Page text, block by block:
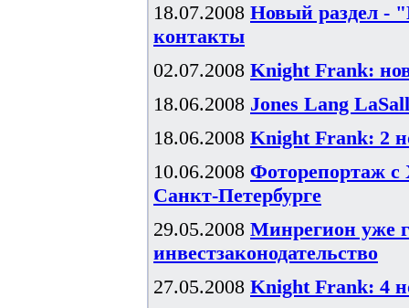
18.07.2008 Новый раздел -
контакты
02.07.2008 Knight Frank:
18.06.2008 Jones Lang
18.06.2008 Knight Frank: 2
10.06.2008 Фоторепортаж с
Санкт-Петербурге
29.05.2008 Минрегион уже
инвестзаконодательство
27.05.2008 Knight Frank: 4